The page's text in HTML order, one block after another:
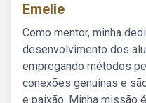
Emelie
Como mentor, minha
desenvolvimento dos
empregando métodos
conexões genuínas e
e paixão. Minha missão